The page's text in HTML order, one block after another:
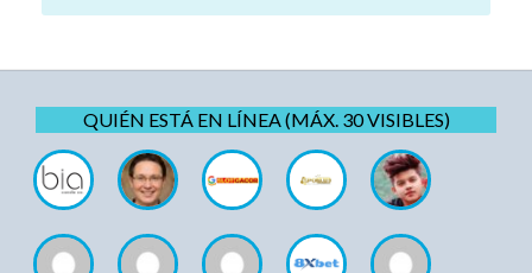
QUIÉN ESTÁ EN LÍNEA (MÁX. 30 VISIBLES)